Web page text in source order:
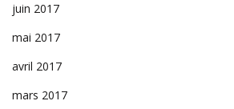
juin 2017
mai 2017
avril 2017
mars 2017